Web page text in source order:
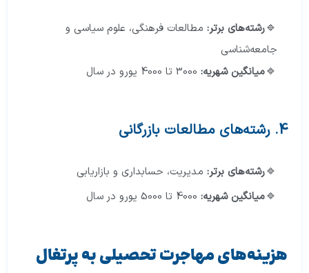
رشته‌های برتر: مطالعات فرهنگی، علوم سیاسی و
جامعه‌شناسی
میانگین شهریه:
4. رشته‌های مطالعات بازرگانی
رشته‌های برتر: مدیریت، حسابداری و بازاریابی
میانگین شهریه:
هزینه‌های مهاجرت تحصیلی به پرتغال